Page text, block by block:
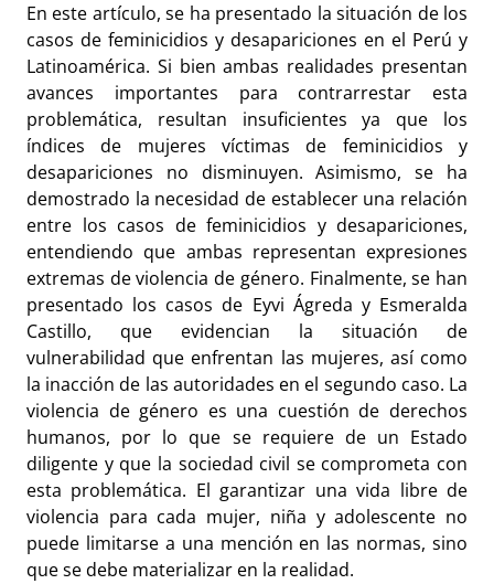
En este artículo, se ha presentado la situación de los
casos de feminicidios y desapariciones en el Perú y
Latinoamérica. Si bien ambas realidades presentan
avances importantes para contrarrestar esta
problemática, resultan insuficientes ya que los
índices de mujeres víctimas de feminicidios y
desapariciones no disminuyen. Asimismo, se ha
demostrado la necesidad de establecer una relación
entre los casos de feminicidios y desapariciones,
entendiendo que ambas representan expresiones
extremas de violencia de género. Finalmente, se han
presentado los casos de Eyvi Ágreda y Esmeralda
Castillo, que evidencian la situación de
vulnerabilidad que enfrentan las mujeres, así como
la inacción de las autoridades en el segundo caso. La
violencia de género es una cuestión de derechos
humanos, por lo que se requiere de un Estado
diligente y que la sociedad civil se comprometa con
esta problemática. El garantizar una vida libre de
violencia para cada mujer, niña y adolescente no
puede limitarse a una mención en las normas, sino
que se debe materializar en la realidad.